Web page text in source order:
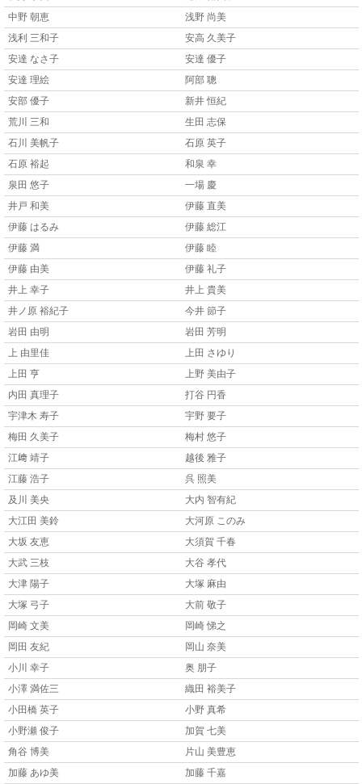
中野 朝恵
浅野 尚美
浅利 三和子
安高 久美子
安達 なさ子
安達 優子
安達 理絵
阿部 聰
安部 優子
新井 恒紀
荒川 三和
生田 志保
石川 美帆子
石原 英子
石原 裕起
和泉 幸
泉田 悠子
一場 慶
井戸 和美
伊藤 直美
伊藤 はるみ
伊藤 総江
伊藤 満
伊藤 睦
伊藤 由美
伊藤 礼子
井上 幸子
井上 貴美
井ノ原 裕紀子
今井 節子
岩田 由明
岩田 芳明
上 由里佳
上田 さゆり
上田 亨
上野 美由子
内田 真理子
打谷 円香
宇津木 寿子
宇野 要子
梅田 久美子
梅村 悠子
江﨑 靖子
越後 雅子
江藤 浩子
呉 照美
及川 美央
大内 智有紀
大江田 美鈴
大河原 このみ
大坂 友恵
大須賀 千春
大武 三枝
大谷 孝代
大津 陽子
大塚 麻由
大塚 弓子
大前 敬子
岡崎 文美
岡崎 悌之
岡田 友紀
岡山 奈美
小川 幸子
奥 朋子
小澤 満佐三
織田 裕美子
小田橋 英子
小野 真希
小野瀬 俊子
加賀 七美
角谷 博美
片山 美豊恵
加藤 あゆ美
加藤 千嘉